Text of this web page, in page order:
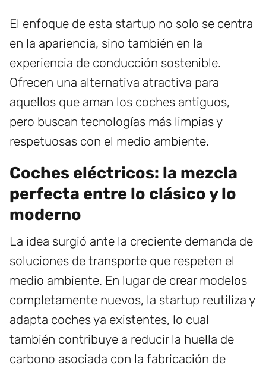
El enfoque de esta startup no solo se centra
en la apariencia, sino también en la
experiencia de conducción sostenible.
Ofrecen una alternativa atractiva para
aquellos que aman los coches antiguos,
pero buscan tecnologías más limpias y
respetuosas con el medio ambiente.
Coches eléctricos: la mezcla
perfecta entre lo clásico y lo
moderno
La idea surgió ante la creciente demanda de
soluciones de transporte que respeten el
medio ambiente. En lugar de crear modelos
completamente nuevos, la startup reutiliza y
adapta coches ya existentes, lo cual
también contribuye a reducir la huella de
carbono asociada con la fabricación de